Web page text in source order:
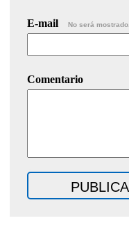
E-mail No será mostrado.
Comentario